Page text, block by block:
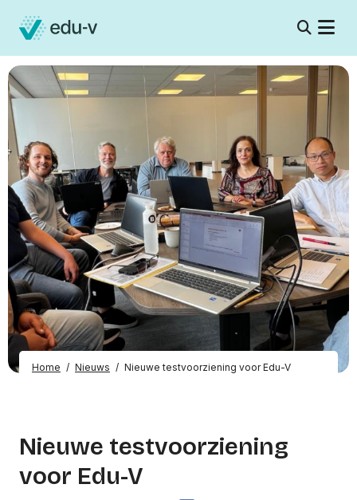
Home / Nieuws / Nieuwe testvoorziening voor Edu-V
Nieuwe testvoorziening
voor Edu-V